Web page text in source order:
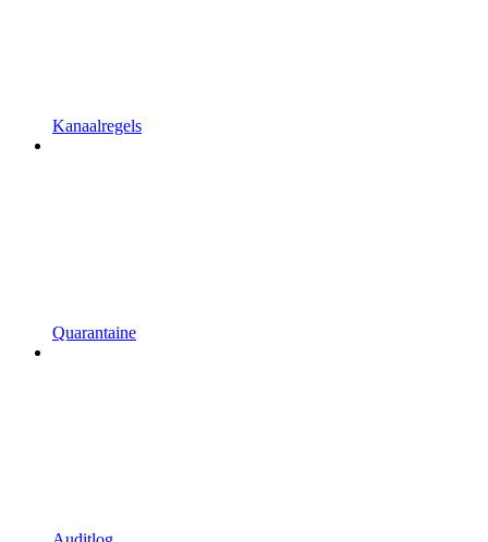
Kanaalregels
Quarantaine